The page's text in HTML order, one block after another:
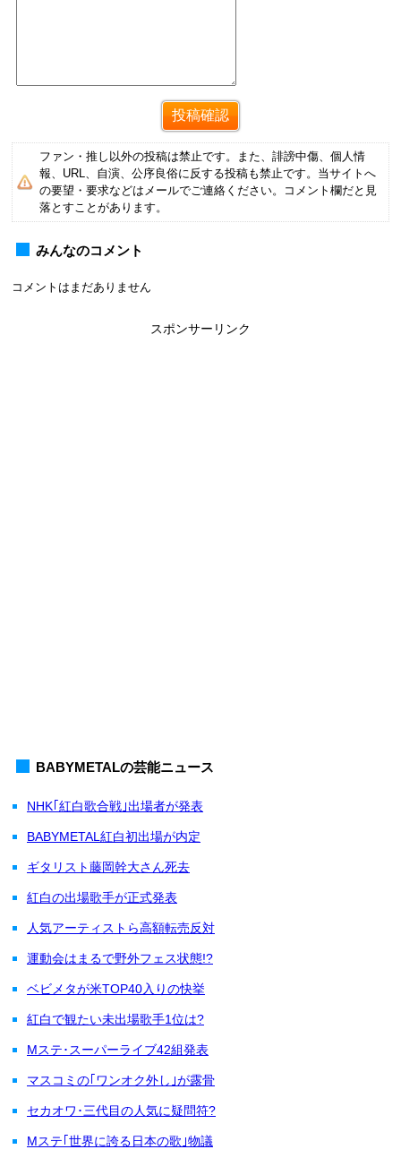
ファン・推し以外の投稿は禁止です。また、誹謗中傷、個人情
報、URL、自演、公序良俗に反する投稿も禁止です。当サイトへ
の要望・要求などはメールでご連絡ください。コメント欄だと見
落とすことがあります。
みんなのコメント
コメントはまだありません
スポンサーリンク
BABYMETALの芸能ニュース
NHK｢紅白歌合戦｣出場者が発表
BABYMETAL紅白初出場が内定
ギタリスト藤岡幹大さん死去
紅白の出場歌手が正式発表
人気アーティストら高額転売反対
運動会はまるで野外フェス状態!?
ベビメタが米TOP40入りの快挙
紅白で観たい未出場歌手1位は?
Mステ･スーパーライブ42組発表
マスコミの｢ワンオク外し｣が露骨
セカオワ･三代目の人気に疑問符?
Mステ｢世界に誇る日本の歌｣物議